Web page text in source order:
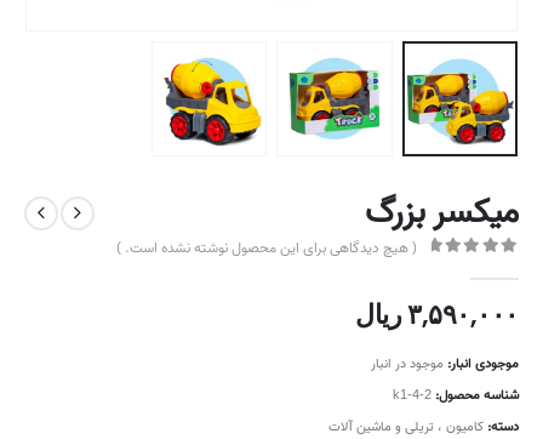
میکسر بزرگ
( هیچ دیدگاهی برای این محصول نوشته نشده است. )
۳,۵۹۰,۰۰۰ریال
موجودی انبار: موجود در انبار
شناسه محصول: k1-4-2
دسته: کامیون ، تریلی و ماشین آلات